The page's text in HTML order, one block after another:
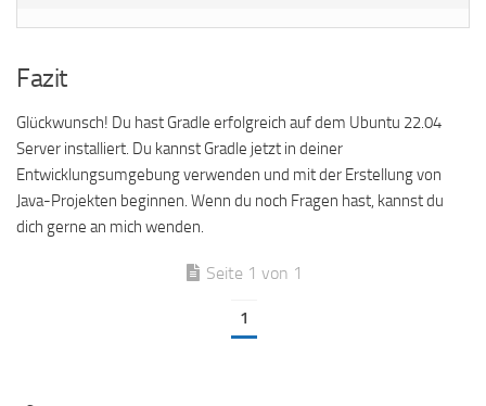
Fazit
Glückwunsch! Du hast Gradle erfolgreich auf dem Ubuntu 22.04
Server installiert. Du kannst Gradle jetzt in deiner
Entwicklungsumgebung verwenden und mit der Erstellung von
Java-Projekten beginnen. Wenn du noch Fragen hast, kannst du
dich gerne an mich wenden.
Seite 1 von 1
1